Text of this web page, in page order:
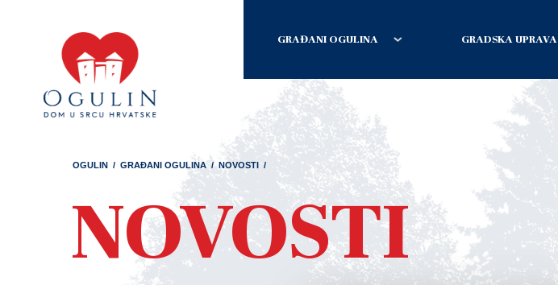
GRAĐANI OGULINA GRADSKA UPRAVA
OGULIN / GRAĐANI OGULINA / NOVOSTI /
NOVOSTI